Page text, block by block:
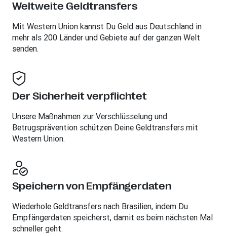
Weltweite Geldtransfers
Mit Western Union kannst Du Geld aus Deutschland in
mehr als 200 Länder und Gebiete auf der ganzen Welt
senden.
Der Sicherheit verpflichtet
Unsere Maßnahmen zur Verschlüsselung und
Betrugsprävention schützen Deine Geldtransfers mit
Western Union.
Speichern von Empfängerdaten
Wiederhole Geldtransfers nach Brasilien, indem Du
Empfängerdaten speicherst, damit es beim nächsten Mal
schneller geht.